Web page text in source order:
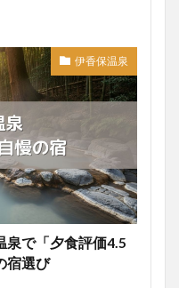
伊香保温泉
泉で「夕食評価4.5
宿選び